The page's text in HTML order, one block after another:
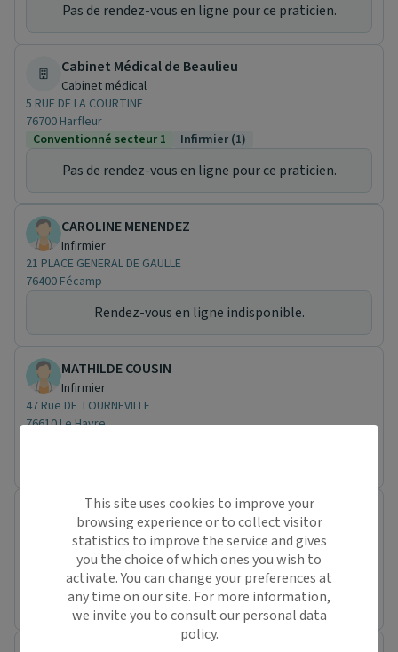
Pas de rendez-vous en ligne pour ce praticien.
Cabinet Médical de Beaulieu
Cabinet médical
5 RUE DE LA COURTINE
76700 Harfleur
Conventionné secteur 1
Infirmier (1)
Pas de rendez-vous en ligne pour ce praticien.
CAROLINE MENENDEZ
Infirmier
21 PLACE GENERAL DE GAULLE
76400 Fécamp
Rendez-vous en ligne indisponible.
MATHILDE COUSIN
Infirmier
47 Rue DE TOURNEVILLE
76610 Le Havre
GERALDINE LECOEUR
Infirmier
106 RUE DE VERDUN
76610 Le Havre
Rendez-vous en ligne indisponible.
This site uses cookies to improve your
browsing experience or to collect visitor
statistics to improve the service and gives
you the choice of which ones you wish to
activate. You can change your preferences at
any time on our site. For more information,
we invite you to consult our personal data
policy.